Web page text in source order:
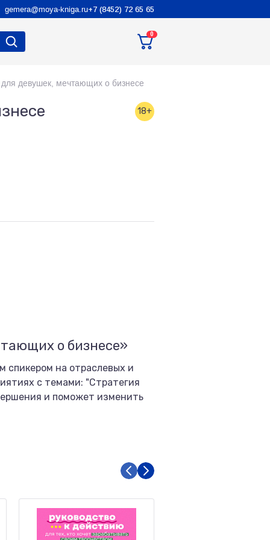
gemera@moya-kniga.ru+7 (8452) 72 65 65
0
девушек, мечтающих о бизнесе
18+
о бизнесе»
спикером на отраслевых и
с темами: "Стратегия
и поможет изменить